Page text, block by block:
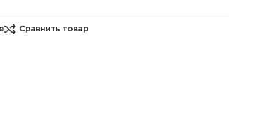
Сравнить товар